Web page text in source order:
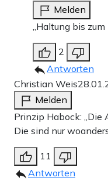
Melden
„Haltung bis
2
Antworten
Christian Weis
Melden
Prinzip Habock: „Die
Die sind nur
11
Antworten